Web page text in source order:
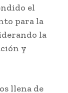
el
para la
la
y
llena de